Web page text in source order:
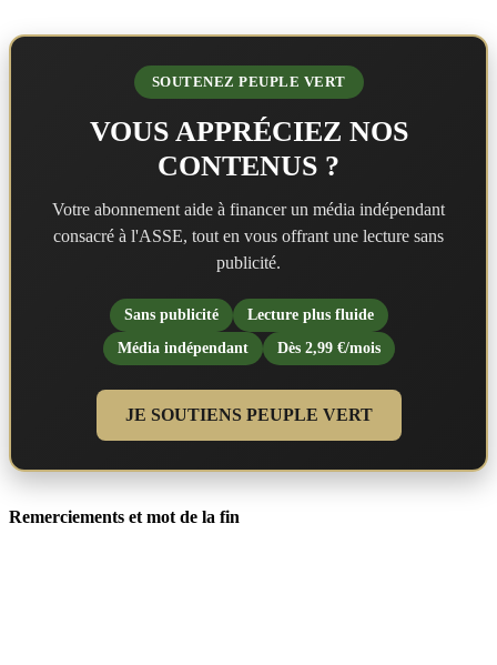
SOUTENEZ PEUPLE VERT
VOUS APPRÉCIEZ NOS
CONTENUS ?
Votre abonnement aide à financer un média indépendant
consacré à l'ASSE, tout en vous offrant une lecture sans
publicité.
Sans publicité
Lecture plus fluide
Média indépendant
Dès 2,99 €/mois
JE SOUTIENS PEUPLE VERT
Remerciements et mot de la fin